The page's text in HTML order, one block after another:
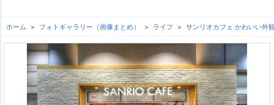
ホーム フォトギャラリー（画像まとめ） ライフ サンリオカフェ かわいい外